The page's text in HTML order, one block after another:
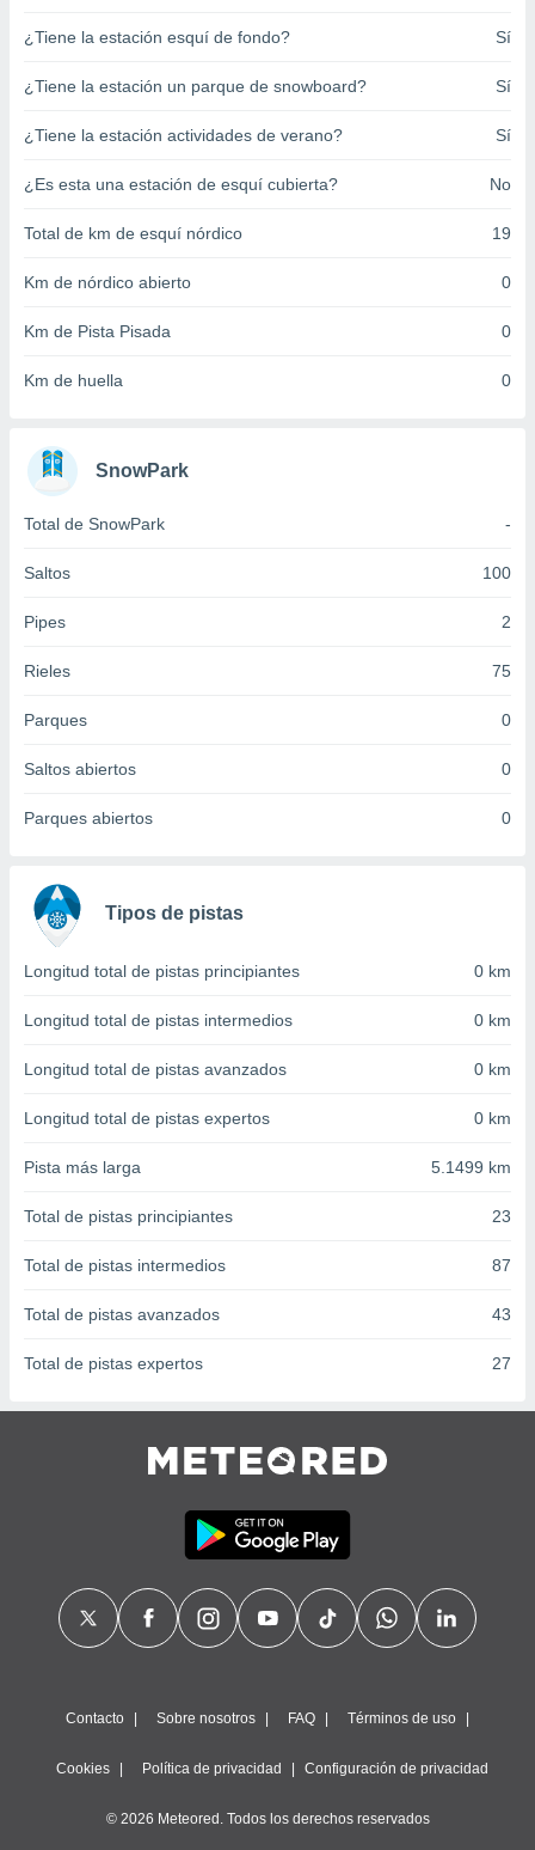
de
o acceder
perfiles
utilizar
crear un
contenido
medir el
el
a través
de
de
uso de
mediante
publicidad
1199
¿Tiene la estación esquí de fondo? Sí
¿Tiene la estación un parque de snowboard? Sí
¿Tiene la estación actividades de verano? Sí
¿Es esta una estación de esquí cubierta? No
Total de km de esquí nórdico 19
Km de nórdico abierto 0
Km de Pista Pisada 0
Km de huella 0
SnowPark
Total de SnowPark -
Saltos 100
Pipes 2
Rieles 75
Parques 0
Saltos abiertos 0
Parques abiertos 0
Tipos de pistas
Longitud total de pistas principiantes 0 km
Longitud total de pistas intermedios 0 km
Longitud total de pistas avanzados 0 km
Longitud total de pistas expertos 0 km
Pista más larga 5.1499 km
Total de pistas principiantes 23
Total de pistas intermedios 87
Total de pistas avanzados 43
Total de pistas expertos 27
Contacto Sobre nosotros FAQ Términos de uso
Cookies Política de privacidad Configuración de privacidad
© 2026 Meteored. Todos los derechos reservados